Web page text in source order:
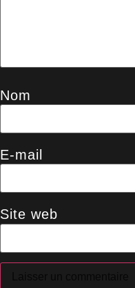
Nom
E-mail
Site web